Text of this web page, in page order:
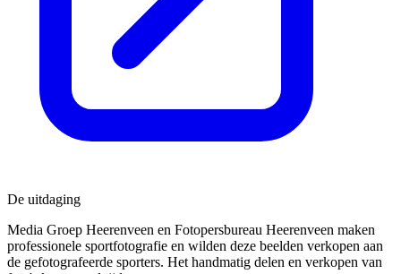
De uitdaging
Media Groep Heerenveen en Fotopersbureau Heerenveen maken
professionele sportfotografie en wilden deze beelden verkopen aan
de gefotografeerde sporters. Het handmatig delen en verkopen van